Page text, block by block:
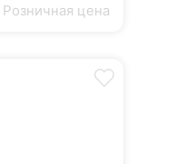
Розничная цена